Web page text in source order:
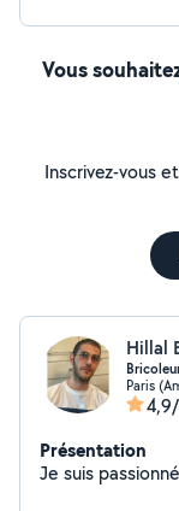
Vous
Inscrivez-vous
Hillal
Paris
Présentation
Je suis